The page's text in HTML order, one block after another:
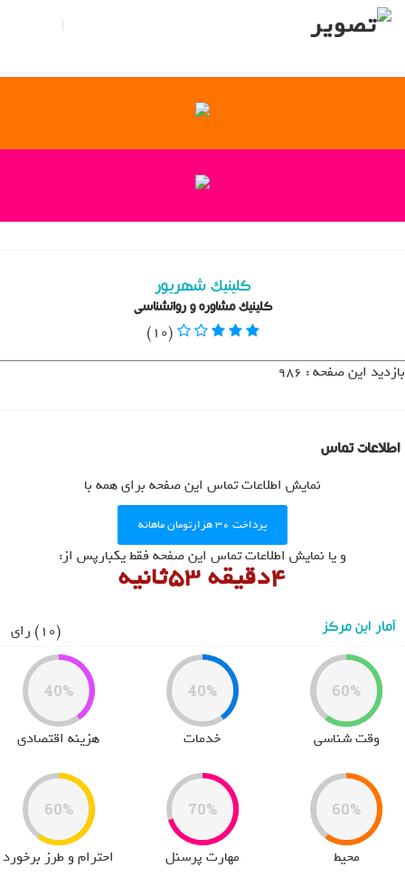
About Us
Home
Join Us
Member Login
My Account
Our Pricing
Profile Public
پرسش و پاسخ
تبلیغات
روانشناسان و روانپزشکان
روانشناسان و روانپزشکان
کلینیک شهریور
کلینیک مشاوره و روانشناسی
(10)
بازدید این صفحه : 986
اطلاعات تماس
نمایش اطلاعات تماس این صفحه برای همه با
پرداخت ۳۰ هزارتومان ماهانه
و یا نمایش اطلاعات تماس این صفحه فقط یکبارپس از:
4دقیقه 51ثانیه
آمار این مرکز (10) رای
60%
محیط
70%
مهارت پرسنل
60%
احترام و طرز برخورد
60%
وقت شناسی
40%
خدمات
40%
هزینه اقتصادی